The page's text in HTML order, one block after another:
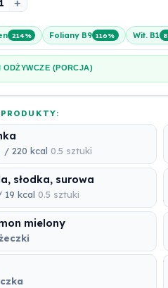
+
214% Foliany B9 116% Wit. B1
ODŻYWCZE (PORCJA)
/ 220 kcal 0.5 sztuki
słodka, surowa
19 kcal 0.5 sztuki
mielony